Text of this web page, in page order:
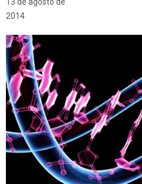
2014